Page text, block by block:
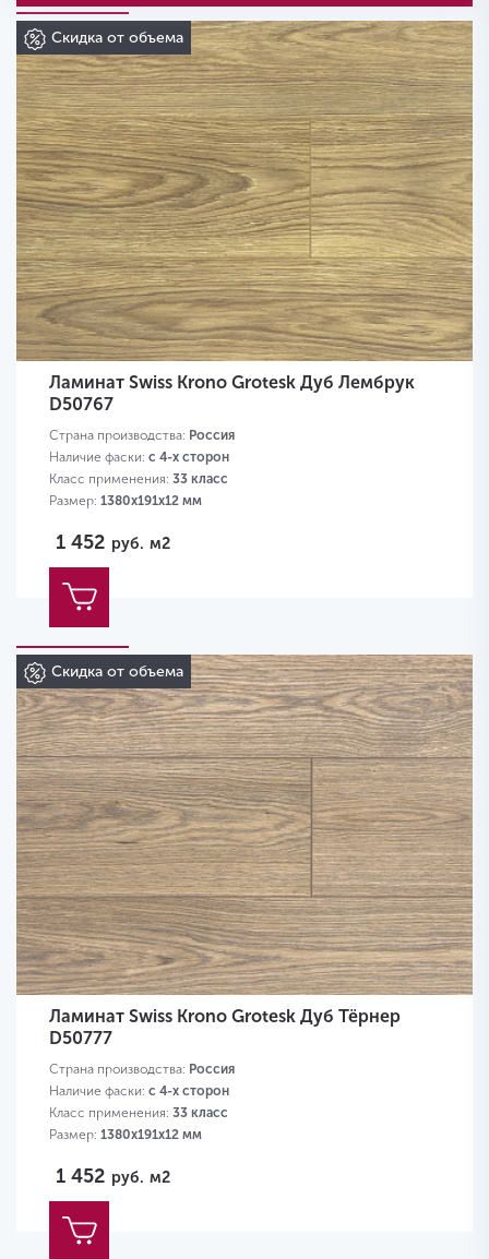
Скидка от объема
Ламинат Swiss Krono Grotesk Дуб Лембрук
D50767
Страна производства: Россия
Наличие фаски: с 4-х сторон
Класс применения: 33 класс
Размер: 1380х191х12 мм
1 452 руб. м2
Скидка от объема
Ламинат Swiss Krono Grotesk Дуб Тёрнер
D50777
Страна производства: Россия
Наличие фаски: с 4-х сторон
Класс применения: 33 класс
Размер: 1380х191х12 мм
1 452 руб. м2